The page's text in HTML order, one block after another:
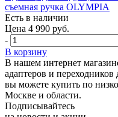
съемная ручка OLYMPIA
Есть в наличии
Цена 4 990 руб.
-
В корзину
В нашем интернет
адаптеров и
вы можете купить по
Москве и области.
Подписывайтесь